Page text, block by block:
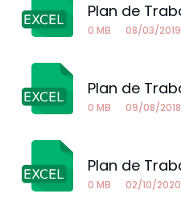
Plan de
0 MB 08/03/2019
Plan de
0 MB 09/08/2018
Plan de
0 MB 02/10/2020